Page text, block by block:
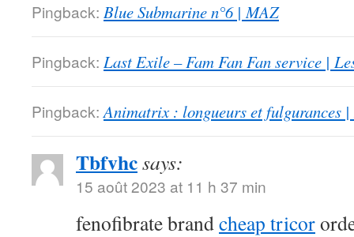
Pingback: Blue Submarine n°6 | MAZ
Pingback: Last Exile – Fam Fan Fan service |
Pingback: Animatrix : longueurs et fulgurances |
Tbfvhcsays:
15 août 2023 at 11 h 37 min
fenofibrate brandcheap tricor